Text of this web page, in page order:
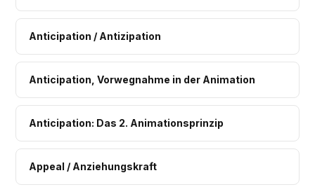
Anticipation / Antizipation
Anticipation, Vorwegnahme in der Animation
Anticipation: Das 2. Animationsprinzip
Appeal / Anziehungskraft